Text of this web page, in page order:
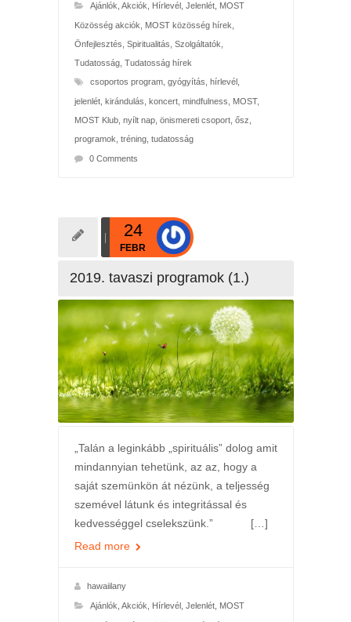
Ajánlók Akciók Hírlevél, Jelenlét, MOST
Közösség akciók MOST közösség hírek
Önfejlesztés Spiritualitás Szolgáltatók
Tudatosság, Tudatosság hírek
csoportos program, gyógyítás hírlevél,
jelenlét, kirándulás koncert, mindfulness MOST,
MOST Klub, nyílt nap, önismereti csoport, ősz
programok tréning, tudatosság
0 Comments
24
FEBR
2019. tavaszi programok (1.)
„Talán a leginkább „spirituális” dolog amit
mindannyian tehetünk, az az, hogy a
saját szemünkön át nézünk, a teljesség
szemével látunk és integritással és
kedvességgel cselekszünk.” […]
Read more
hawaiilany
Ajánlók Akciók Hírlevél, Jelenlét, MOST